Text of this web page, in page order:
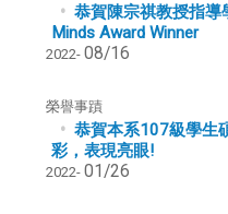
恭賀陳宗祺教授指導
Minds Award Winner
2022- 08/16
榮譽事蹟
恭賀本系107級學生
彩，表現亮眼!
2022- 01/26